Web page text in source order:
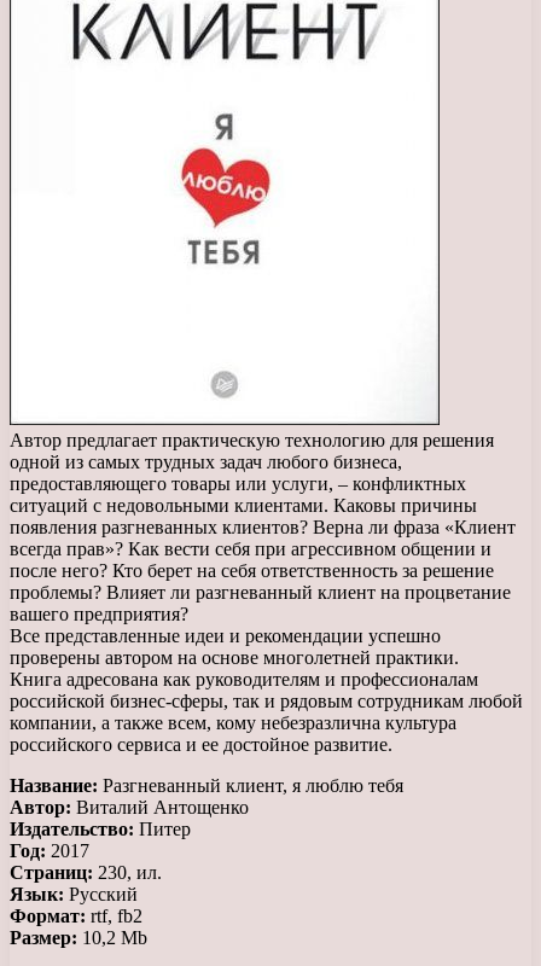
Автор предлагает практическую технологию для решения
одной из самых трудных задач любого бизнеса,
предоставляющего товары или услуги, – конфликтных
ситуаций с недовольными клиентами. Каковы причины
появления разгневанных клиентов? Верна ли фраза «Клиент
всегда прав»? Как вести себя при агрессивном общении и
после него? Кто берет на себя ответственность за решение
проблемы? Влияет ли разгневанный клиент на процветание
вашего предприятия?
Все представленные идеи и рекомендации успешно
проверены автором на основе многолетней практики.
Книга адресована как руководителям и профессионалам
российской бизнес-сферы, так и рядовым сотрудникам любой
компании, а также всем, кому небезразлична культура
российского сервиса и ее достойное развитие.
Название: Разгневанный клиент, я люблю тебя
Автор: Виталий Антощенко
Издательство: Питер
Год: 2017
Страниц: 230, ил.
Язык: Русский
Формат: rtf, fb2
Размер: 10,2 Mb